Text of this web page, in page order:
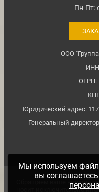
Пн-Пт:
ООО
ОГРН:
Юридический адрес:
Генеральный
Обращаем ваше внимание
носит исключительно
Мы используем
вы